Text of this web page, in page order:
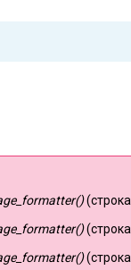
(строка
(строка
(строка